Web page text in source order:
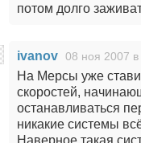
потом долго
ivanov 08 ноя 2007
На Мерсы уже
скоростей,
останавливаться
никакие системы
Наверное такая